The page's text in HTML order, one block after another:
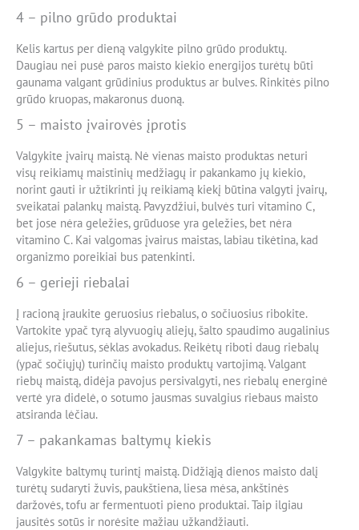
4 – pilno grūdo produktai
Kelis kartus per dieną valgykite pilno grūdo produktų.
Daugiau nei pusė paros maisto kiekio energijos turėtų būti
gaunama valgant grūdinius produktus ar bulves. Rinkitės pilno
grūdo kruopas, makaronus duoną.
5 – maisto įvairovės įprotis
Valgykite įvairų maistą. Nė vienas maisto produktas neturi
visų reikiamų maistinių medžiagų ir pakankamo jų kiekio,
norint gauti ir užtikrinti jų reikiamą kiekį būtina valgyti įvairų,
sveikatai palankų maistą. Pavyzdžiui, bulvės turi vitamino C,
bet jose nėra geležies, grūduose yra geležies, bet nėra
vitamino C. Kai valgomas įvairus maistas, labiau tikėtina, kad
organizmo poreikiai bus patenkinti.
6 – gerieji riebalai
Į racioną įraukite geruosius riebalus, o sočiuosius ribokite.
Vartokite ypač tyrą alyvuogių aliejų, šalto spaudimo augalinius
aliejus, riešutus, sėklas avokadus. Reikėtų riboti daug riebalų
(ypač sočiųjų) turinčių maisto produktų vartojimą. Valgant
riebų maistą, didėja pavojus persivalgyti, nes riebalų energinė
vertė yra didelė, o sotumo jausmas suvalgius riebaus maisto
atsiranda lėčiau.
7 – pakankamas baltymų kiekis
Valgykite baltymų turintį maistą. Didžiąją dienos maisto dalį
turėtų sudaryti žuvis, paukštiena, liesa mėsa, ankštinės
daržovės, tofu ar fermentuoti pieno produktai. Taip ilgiau
jausitės sotūs ir norėsite mažiau užkandžiauti.